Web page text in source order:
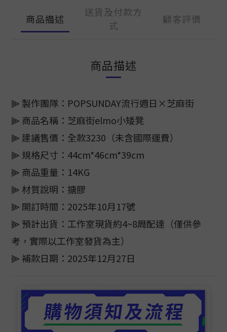
商品描述
送貨及付款方
式
顧客評價
商品描述
⫸ 製作團隊：POPSUNDAY流行週日×芝麻街
⫸ 商品名稱：芝麻街elmo小矮凳
⫸ 建議售價：全款3230（未含國際運費）
⫸ 規格尺寸：44cm*46cm*39cm
⫸ 商品重量：14KG
⫸ 材質說明：搪膠
⫸ 開訂時間：2025年10月17號
⫸ 預計出貨：工作室現貨約4~8周配達（僅供參
考，實際以工作室發貨為主）
⫸ 補款日期：2025年12月27日